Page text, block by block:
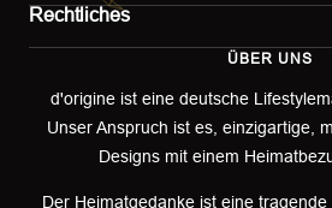
Retoure & Umtausch
Retourenportal
Rechtliches
AGB
ÜBER UNS
d'origine ist eine deutsche
Unser Anspruch ist es, einzigartige,
Designs mit einem
Der Heimatgedanke ist eine